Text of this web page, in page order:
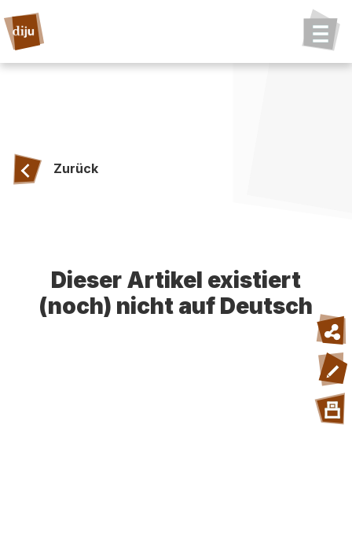
Zurück
Dieser Artikel existiert
(noch) nicht auf Deutsch